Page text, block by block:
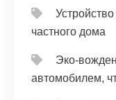
частного дома
Эко-
автомобилем,